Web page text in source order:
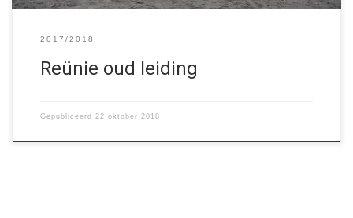
2017/2018
Reünie oud leiding
Gepubliceerd 22 oktober 2018